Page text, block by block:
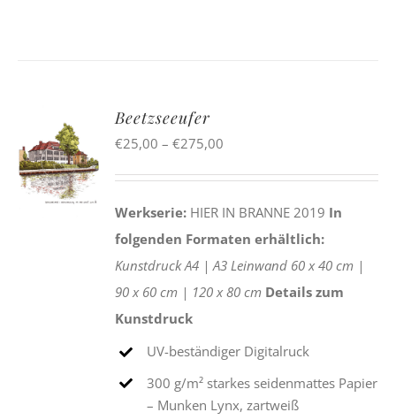
AUSFÜHRUNG
WÄHLEN
DIESES
PRODUKT
Beetzseeufer
€25,00 –€275,00
€275,00
Werkserie: HIER IN BRANNE 2019 In
folgenden Formaten erhältlich:
KunstdruckA4 |A3Leinwand 60 x 40 cm |
90 x 60 cm | 120 x 80 cm Details zum
Kunstdruck
UV-beständiger Digitalruck
300 g/m² starkes seidenmattes Papier
– Munken Lynx, zartweiß